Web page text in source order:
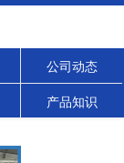
公司动态
产品知识